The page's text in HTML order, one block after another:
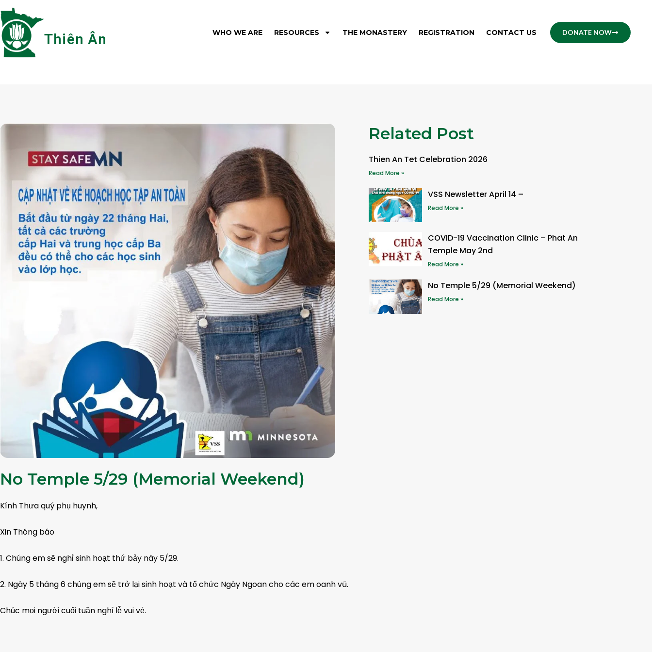
Skip
to
content
Thiên Ân WHO WE ARE RESOURCES THE MONASTERY REGISTRATION CONTACT US DONATE NOW
No Temple 5/29 (Memorial Weekend)
Kính Thưa quý phụ huynh,
Xin Thông báo
1. Chúng em sẽ nghỉ sinh hoạt thứ bảy này 5/29.
2. Ngày 5 tháng 6 chúng em sẽ trở lại sinh hoạt và tổ chức Ngày Ngoan cho các em oanh vũ.
Chúc mọi người cuối tuần nghỉ lễ vui vẻ.
Related Post
Thien An Tet Celebration 2026
Read More »
VSS Newsletter April 14 –
Read More »
COVID-19 Vaccination Clinic – Phat An
Temple May 2nd
Read More »
No Temple 5/29 (Memorial Weekend)
Read More »